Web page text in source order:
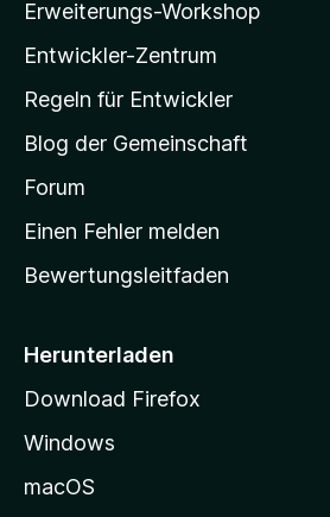
e
n
n
5
t
r
e
n
l
a
-
t
a
r
s
i
e
g
Erweiterungs-Workshop
Entwickler-Zentrum
Regeln für Entwickler
Blog der Gemeinschaft
Forum
Einen Fehler melden
Bewertungsleitfaden
Herunterladen
Download Firefox
Windows
macOS